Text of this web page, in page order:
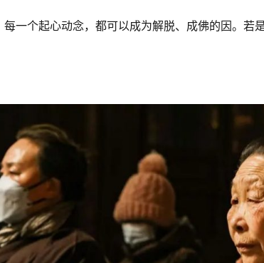
一个起心动念，都可以成为解脱、成佛的因。若